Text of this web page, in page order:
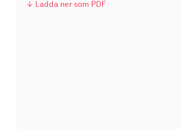
↓ Ladda ner som PDF